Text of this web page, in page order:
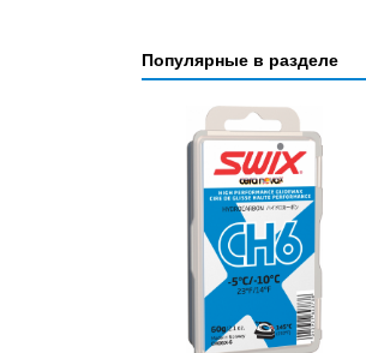
Популярные в разделе